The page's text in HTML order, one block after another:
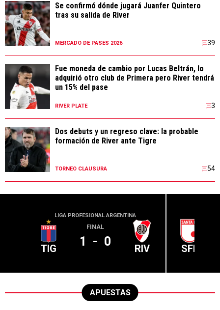
Se confirmó dónde jugará Juanfer Quintero
tras su salida de River
MERCADO DE PASES 2026 39
Fue moneda de cambio por Lucas Beltrán, lo
adquirió otro club de Primera pero River tendrá
un 15% del pase
RIVER PLATE 3
Dos debuts y un regreso clave: la probable
formación de River ante Tigre
TORNEO CLAUSURA 54
LIGA PROFESIONAL ARGENTINA
TIG
FINAL
1 - 0 RIV SFE
APUESTAS